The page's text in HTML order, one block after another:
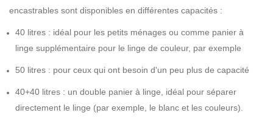
encastrables sont disponibles en différentes capacités :
40 litres : idéal pour les petits ménages ou comme panier à
linge supplémentaire pour le linge de couleur, par exemple
50 litres : pour ceux qui ont besoin d'un peu plus de capacité
40+40 litres : un double panier à linge, idéal pour séparer
directement le linge (par exemple, le blanc et les couleurs).